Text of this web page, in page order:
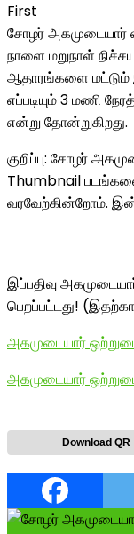
First
சோழர்
நாளை மறுநாள்
ஆதாரங்களை மட்டும்
எப்படியும் 3 மணி
என்று தோன்றுகிறது.
குறிப்பு: சோழர்
Thumbnail
வரவேற்கின்றோம்.
இப்பதிவு
பெறப்பட்டது!
அகமுடையார்
அகமுடையார்
Download QR